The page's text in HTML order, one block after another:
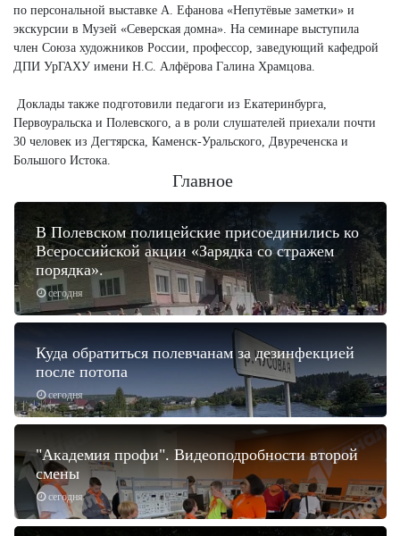
по персональной выставке А. Ефанова «Непутёвые заметки» и
экскурсии в Музей «Северская домна». На семинаре выступила
член Союза художников России, профессор, заведующий кафедрой
ДПИ УрГАХУ имени Н.С. Алфёрова Галина Храмцова.
Доклады также подготовили педагоги из Екатеринбурга,
Первоуральска и Полевского, а в роли слушателей приехали почти
30 человек из Дегтярска, Каменск-Уральского, Двуреченска и
Большого Истока.
Главное
сегодня
В Полевском полицейские присоединились ко
Всероссийской акции «Зарядка со стражем
порядка».
сегодня
Куда обратиться полевчанам за дезинфекцией
после потопа
сегодня
"Академия профи". Видеоподробности второй
смены